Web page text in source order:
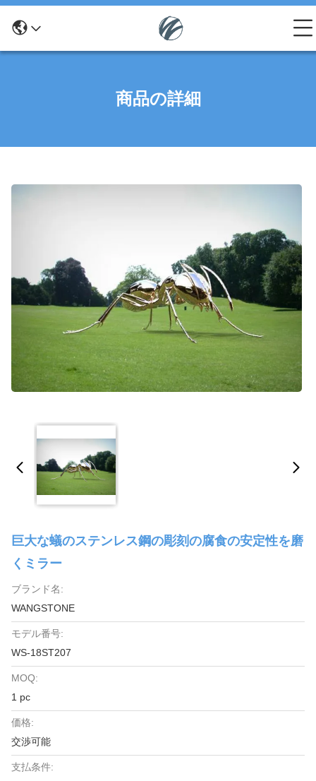
商品の詳細
巨大な蟻のステンレス鋼の彫刻の腐食の安定性を磨
くミラー
ブランド名:
WANGSTONE
モデル番号:
WS-18ST207
MOQ:
1 pc
価格:
交渉可能
支払条件: